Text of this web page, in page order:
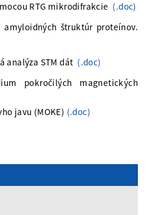
RTG mikrodifrakcie (.doc)
štruktúr proteínov.
analýza STM dát (.doc)
pokročilých magnetických
javu (MOKE) (.doc)